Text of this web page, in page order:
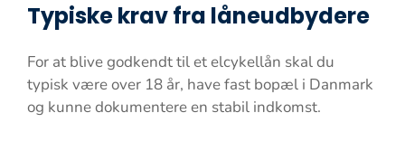
Typiske krav fra låneudbydere
For at blive godkendt til et elcykellån skal du
typisk være over 18 år, have fast bopæl i Danmark
og kunne dokumentere en stabil indkomst.